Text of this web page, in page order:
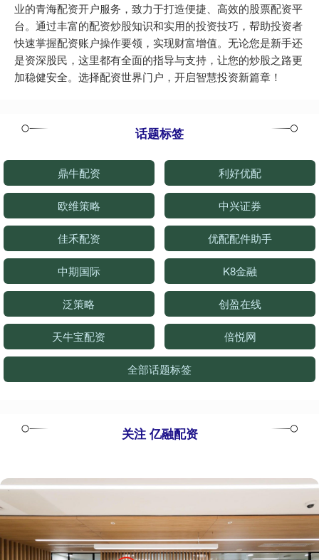
业的青海配资开户服务，致力于打造便捷、高效的股票配资平
台。通过丰富的配资炒股知识和实用的投资技巧，帮助投资者
快速掌握配资账户操作要领，实现财富增值。无论您是新手还
是资深股民，这里都有全面的指导与支持，让您的炒股之路更
加稳健安全。选择配资世界门户，开启智慧投资新篇章！
话题标签
鼎牛配资 利好优配
欧维策略 中兴证券
佳禾配资 优配配件助手
中期国际 K8金融
泛策略 创盈在线
天牛宝配资 倍悦网
全部话题标签
关注 亿融配资